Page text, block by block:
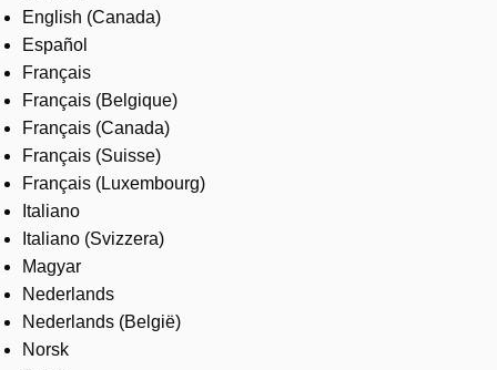
English (Canada)
Español
Français
Français (Belgique)
Français (Canada)
Français (Suisse)
Français (Luxembourg)
Italiano
Italiano (Svizzera)
Magyar
Nederlands
Nederlands (België)
Norsk